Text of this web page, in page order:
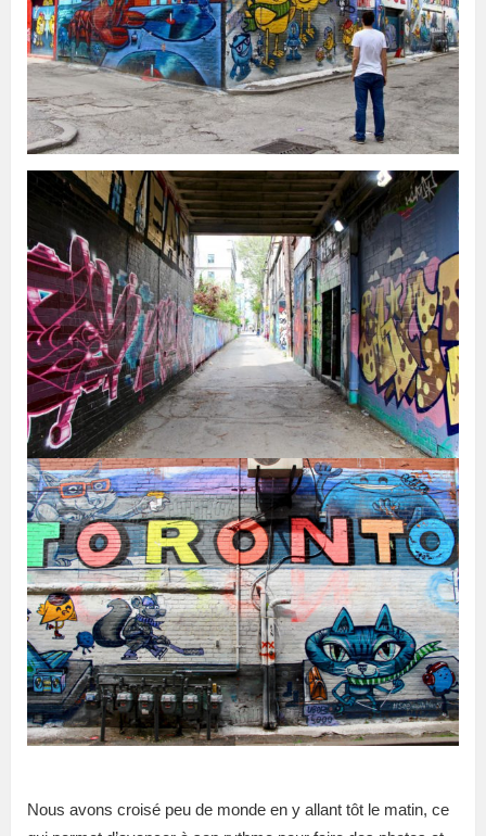
Nous avons croisé peu de monde en y allant tôt le matin, ce